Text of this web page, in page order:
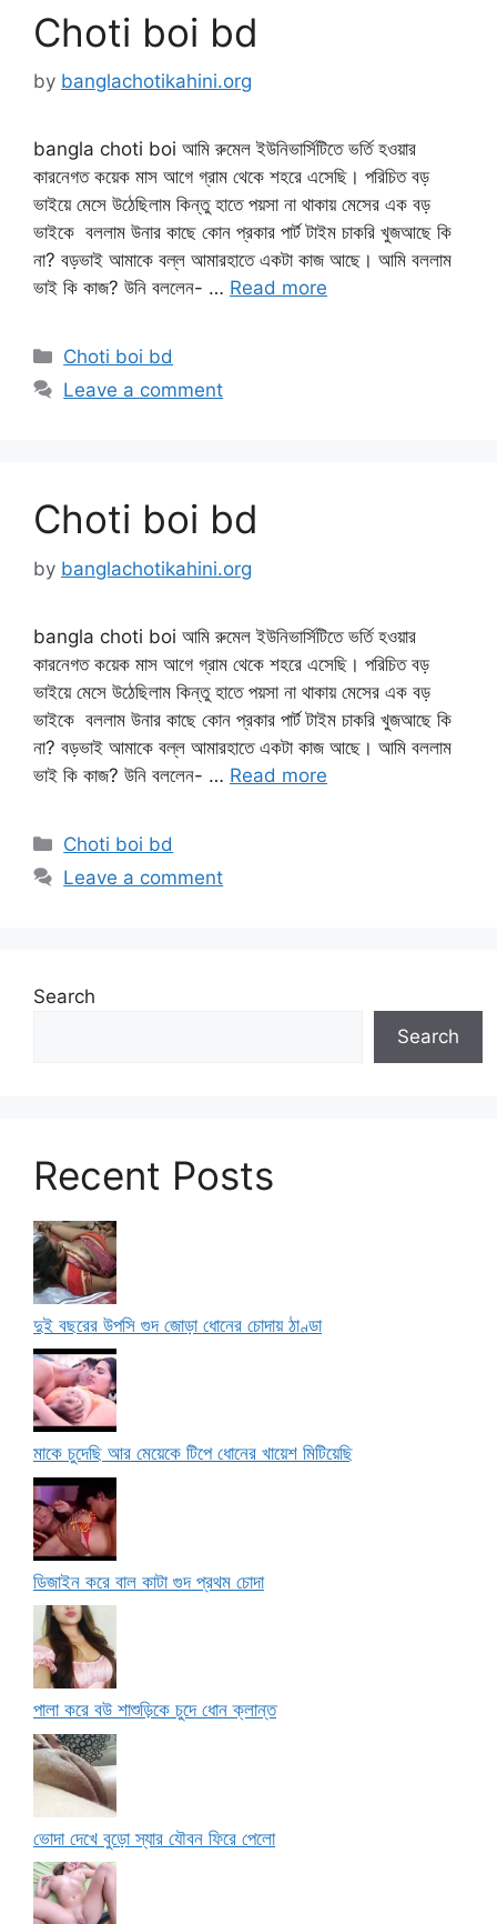
Choti boi bd
by banglachotikahini.org
bangla choti boi আমি রুমেল ইউনিভার্সিটিতে ভর্তি হওয়ার
কারনেগত কয়েক মাস আগে গ্রাম থেকে শহরে এসেছি। পরিচিত বড়
ভাইয়ে মেসে উঠেছিলাম কিন্তু হাতে পয়সা না থাকায় মেসের এক বড়
ভাইকে বললাম উনার কাছে কোন প্রকার পার্ট টাইম চাকরি খুজআছে কি
না? বড়ভাই আমাকে বল্ল আমারহাতে একটা কাজ আছে। আমি বললাম
ভাই কি কাজ? উনি বললেন- … Read more
Categories
Choti boi bd
Leave a comment
Choti boi bd
by banglachotikahini.org
bangla choti boi আমি রুমেল ইউনিভার্সিটিতে ভর্তি হওয়ার
কারনেগত কয়েক মাস আগে গ্রাম থেকে শহরে এসেছি। পরিচিত বড়
ভাইয়ে মেসে উঠেছিলাম কিন্তু হাতে পয়সা না থাকায় মেসের এক বড়
ভাইকে বললাম উনার কাছে কোন প্রকার পার্ট টাইম চাকরি খুজআছে কি
না? বড়ভাই আমাকে বল্ল আমারহাতে একটা কাজ আছে। আমি বললাম
ভাই কি কাজ? উনি বললেন- … Read more
Categories
Choti boi bd
Leave a comment
Search
Search
Recent Posts
দুই বছরের উপসি গুদ জোড়া ধোনের চোদায় ঠাণ্ডা
মাকে চুদেছি আর মেয়েকে টিপে ধোনের খায়েশ মিটিয়েছি
ডিজাইন করে বাল কাটা গুদ প্রথম চোদা
পালা করে বউ শাশুড়িকে চুদে ধোন ক্লান্ত
ভোদা দেখে বুড়ো স্যার যৌবন ফিরে পেলো